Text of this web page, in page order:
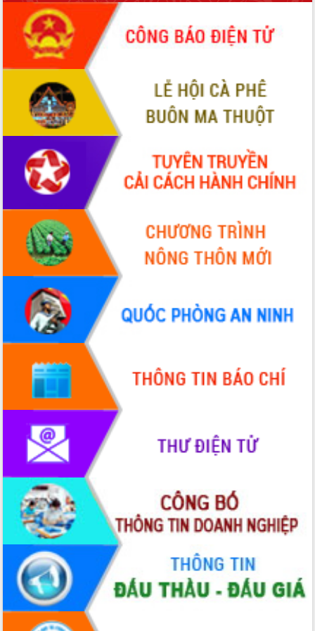
ứng để giữ vững thị trường xuất khẩu
Diễn đàn Kinh tế tư nhân Việt Nam đột
phá cơ chế - Hợp tác công tư
Đề án 06 tạo bước ngoặt đột phá trong
cải cách hành chính tỉnh Đắk Lắk
Kết nối tour, đẩy mạnh chuyển đổi số
để phát triển du lịch Đắk Lắk
Khởi động Dự án Đầu tư xây dựng hạ
tầng kỹ thuật Cụm công nghiệp Tân
Gặp mặt các cơ quan báo chí nhân Kỷ
niệm 101 năm Ngày Báo chí Cách
mạng Việt Nam
Đắk Lắk sơ kết 4 năm triển khai thực
hiện Đề án 06 của Chính phủ
Họp báo thông tin về Hội nghị Công bố
Quy hoạch và Xúc tiến đầu tư tỉnh Đắk
Khơi thông điểm nghẽn, đẩy nhanh
giải ngân vốn khắc phục thiên tai
HĐND tỉnh thông qua điều chỉnh Quy
hoạch tỉnh thời kỳ 2021-2030
Hội thảo góp ý hồ sơ điều chỉnh quy
hoạch tỉnh Đắk Lắk thời kỳ 2021-2030,
tầm nhìn đến năm 2050
Nâng cao hiệu quả hoạt động của các
doanh nghiệp nhà nước
Hội nghị triển khai kết nối mạng
truyền số liệu chuyên dùng phục vụ cơ
quan Đảng, Nhà nước
Lễ phát động chuỗi hoạt động chung
tay làm sạch môi trường
Xã Ea Kar bước chuyển mình trong
công tác cải cách hành chính mô hình
mới
UBND tỉnh họp báo định kỳ tháng 4
năm 2026
Hội thảo khoa học “Giải pháp thúc đẩy
phát triển nền kinh tế xanh tại tỉnh
Đắk Lắk”
Tăng cường giám sát, đôn đốc thực